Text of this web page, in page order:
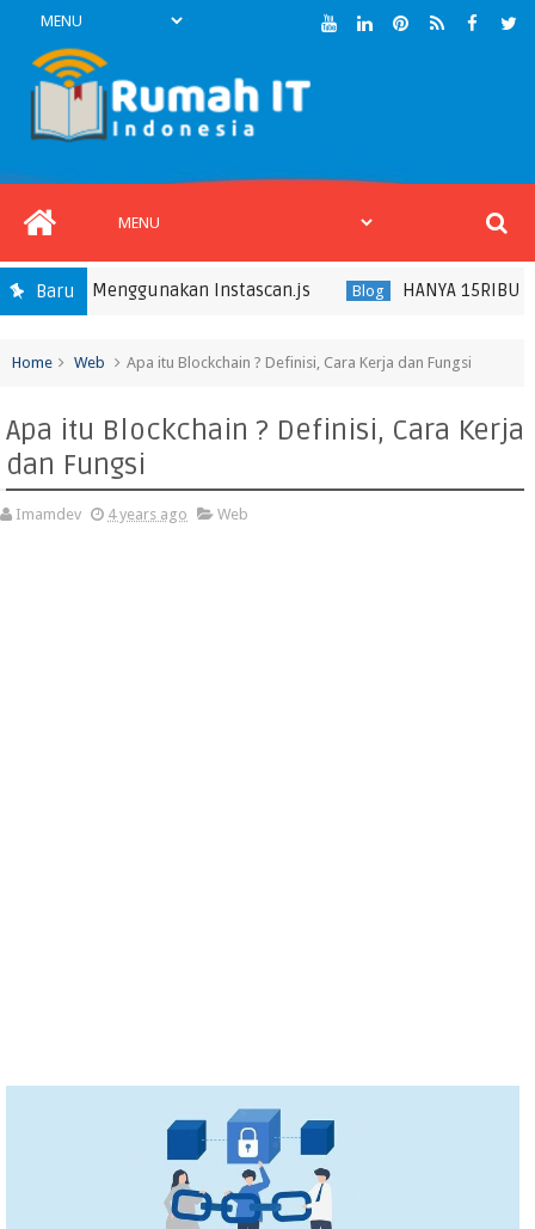
Baru
Menggunakan Instascan.js Blog HANYA 15RIBU -
Home Web Apa itu Blockchain ? Definisi, Cara Kerja dan Fungsi
Apa itu Blockchain ? Definisi, Cara Kerja
dan Fungsi
Imamdev 4 years ago Web